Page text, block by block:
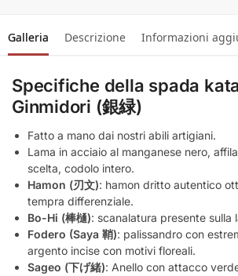
Galleria Descrizione Informazioni
Specifiche della spada
Ginmidori (銀緑)
Fatto a mano dai nostri abili artigiani.
Lama in acciaio al manganese nero,
scelta, codolo intero.
Hamon (刃文): hamon dritto autentico
tempra differenziale.
Bo-Hi (棒樋): scanalatura presente sulla
Fodero (Saya 鞘): palissandro con
argento incise con motivi floreali.
Sageo (下げ緒): Anello con attacco